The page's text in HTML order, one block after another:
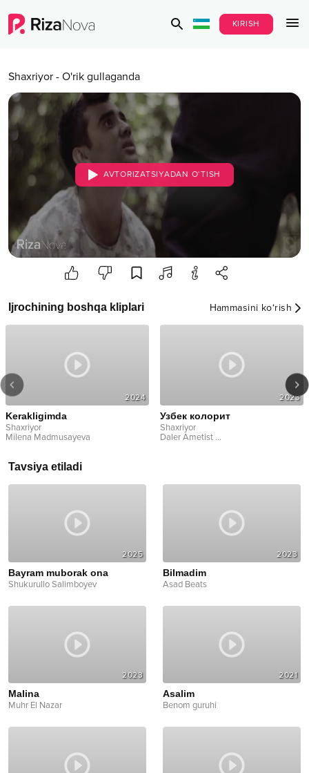
KIRISH
Shaxriyor - O'rik gullaganda
AVTORIZATSIYADAN O‘TISH
Ijrochining boshqa kliplari Hammasini ko‘rish
2024
Kerakligimda
Shaxriyor
Milena Madmusayeva
2023
Узбек колорит
Shaxriyor
Daler Ametist ...
Tavsiya etiladi
2025
Bayram muborak ona
Shukurullo Salimboyev
2023
Bilmadim
Asad Beats
2023
Malina
Muhr El Nazar
2021
Asalim
Benom guruhi